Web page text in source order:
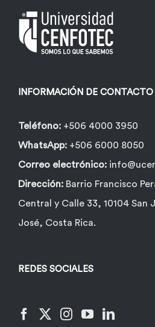
INFORMACIÓN DE CONTACTO
Teléfono: +506 4000 3950
WhatsApp: +506 6000 8050
Correo electrónico:
Dirección: Barrio Francisco
Central y Calle 33, 10104 San
José, Costa Rica.
REDES SOCIALES